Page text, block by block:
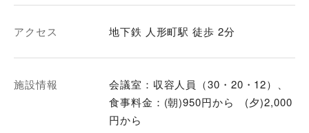
アクセス 地下鉄 人形町駅 徒歩 2分
施設情報
会議室：収容人員（30・20・12）、
食事料金：(朝)950円から (夕)2,000
円から